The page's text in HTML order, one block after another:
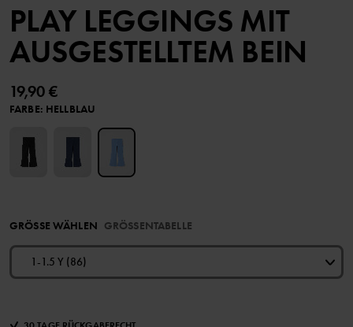
PLAY LEGGINGS MIT
AUSGESTELLTEM BEIN
19,90 €
FARBE: HELLBLAU
GRÖSSE WÄHLEN GRÖSSENTABELLE
1-1.5 Y (86)